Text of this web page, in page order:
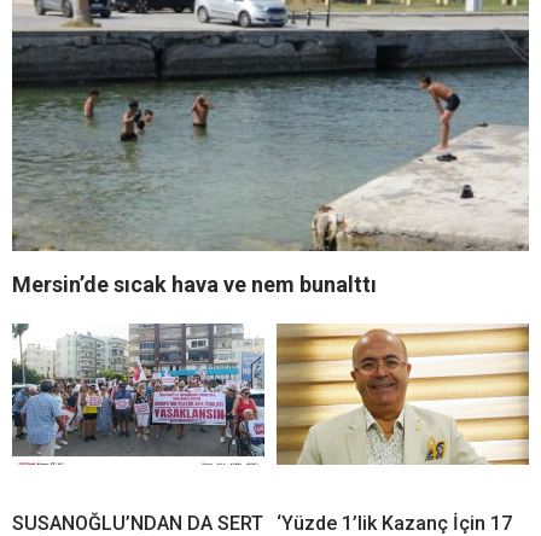
Mersin’de sıcak hava ve nem bunalttı
SUSANOĞLU’NDAN DA SERT
‘Yüzde 1’lik Kazanç İçin 17